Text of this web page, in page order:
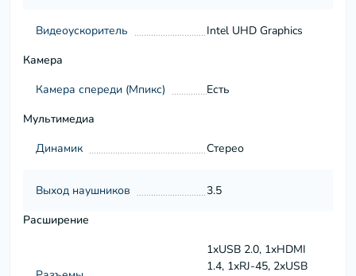
Видеоускоритель
Intel UHD Graphics
Камера
Камера спереди (Мпикс)
Есть
Мультимедиа
Динамик
Стерео
Выход наушников
3.5
Расширение
1xUSB 2.0, 1xHDMI
1.4, 1xRJ-45, 2xUSB